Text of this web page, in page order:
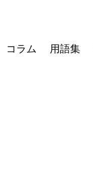
コラム 用語集